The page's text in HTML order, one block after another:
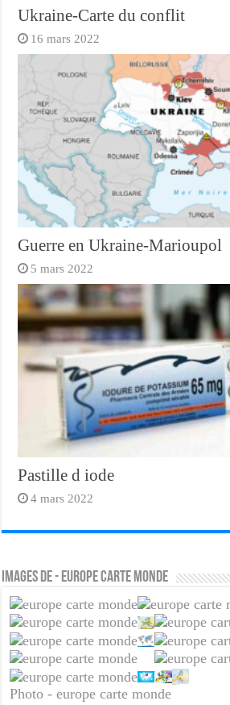
Ukraine-Carte du conflit
16 mars 2022
Guerre en Ukraine-Marioupol
5 mars 2022
Pastille d iode
4 mars 2022
Images de - europe carte monde
Photo - europe carte monde